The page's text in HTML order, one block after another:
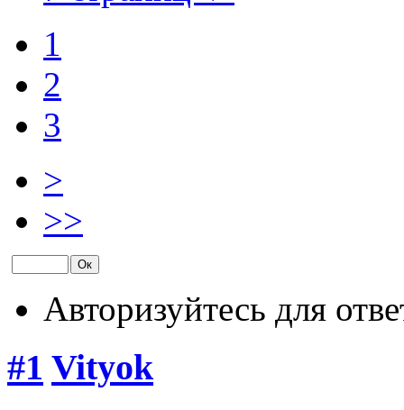
1
2
3
>
>>
Авторизуйтесь для
#1 Vityok